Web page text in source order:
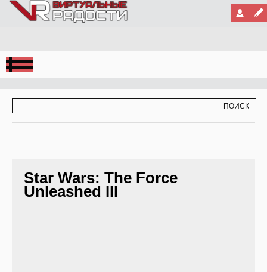
Jump to Navigation
Star Wars: The Force
Unleashed III